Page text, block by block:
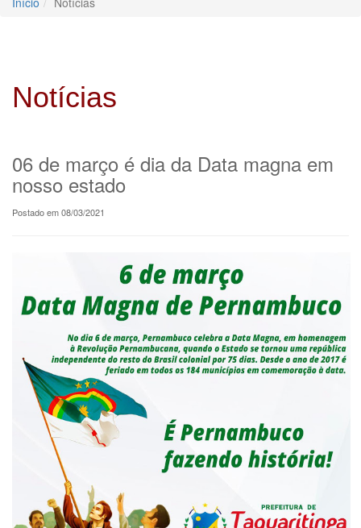
Notícias
06 de março é dia da Data magna em
nosso estado
Postado em 08/03/2021